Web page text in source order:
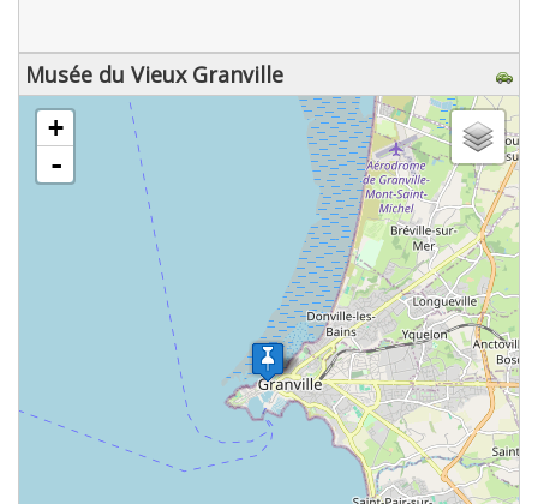
Musée du Vieux Granville
chargement de la carte - veuillez patienter...
+
-